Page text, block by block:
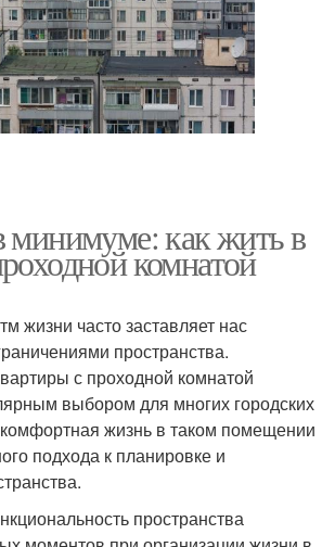
минимуме: как жить в
комнатой
жизни часто заставляет нас
пространства.
с проходной комнатой
выбором для многих городских
жизнь в таком помещении
подхода к планировке и
пространства